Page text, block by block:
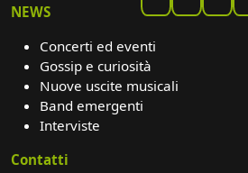
NEWS
Concerti ed eventi
Gossip e curiosità
Nuove uscite musicali
Band emergenti
Interviste
Contatti